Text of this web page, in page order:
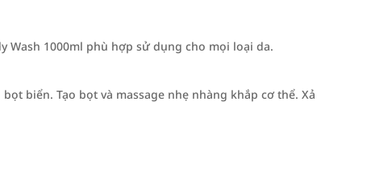
Wash 1000ml phù hợp sử dụng cho mọi loại da.
biển. Tạo bọt và massage nhẹ nhàng khắp cơ thể. Xả